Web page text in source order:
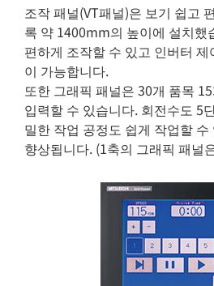
조작 패널(VT패널)은 보기 쉽고
록 약 1400mm의 높이에 설치했
편하게 조작할 수 있고 인버터
이 가능합니다.
또한 그래픽 패널은 30개 품목
입력할 수 있습니다. 회전수도 5
밀한 작업 공정도 쉽게 작업할
향상됩니다. (1축의 그래픽 패널